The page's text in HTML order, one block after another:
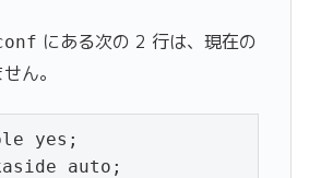
にある次の 2 行は、現在の
ん。
yes;
auto;